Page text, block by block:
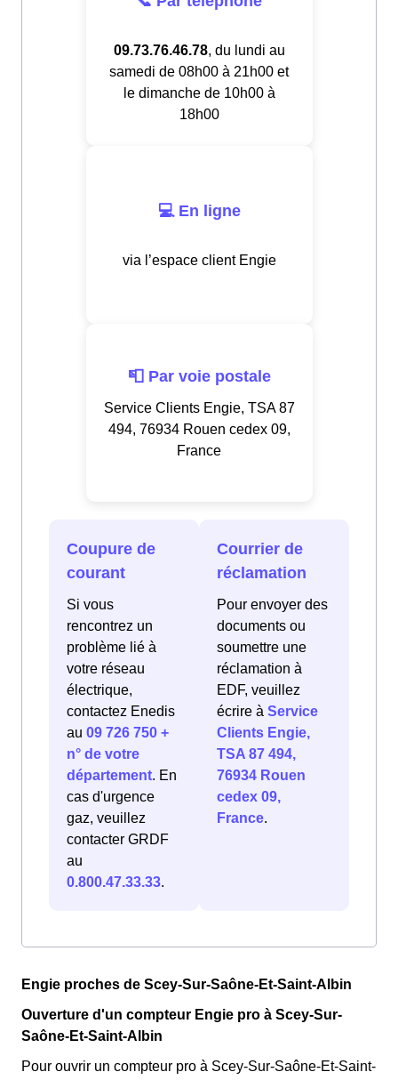
09.73.76.46.78, du lundi au
samedi de 08h00 à 21h00 et
le dimanche de 10h00 à
18h00
💻 En ligne
via l’espace client Engie
📮 Par voie postale
Service Clients Engie, TSA 87
494, 76934 Rouen cedex 09,
France
Coupure de
courant
Si vous
rencontrez un
problème lié à
votre réseau
électrique,
contactez Enedis
au 09 726 750 +
n° de votre
département. En
cas d'urgence
gaz, veuillez
contacter GRDF
au
0.800.47.33.33.
Courrier de
réclamation
Pour envoyer des
documents ou
soumettre une
réclamation à
EDF, veuillez
écrire à Service
Clients Engie,
TSA 87 494,
76934 Rouen
cedex 09,
France.
Engie proches de Scey-Sur-Saône-Et-Saint-Albin
Ouverture d'un compteur Engie pro à Scey-Sur-
Saône-Et-Saint-Albin
Pour ouvrir un compteur pro à Scey-Sur-Saône-Et-Saint-